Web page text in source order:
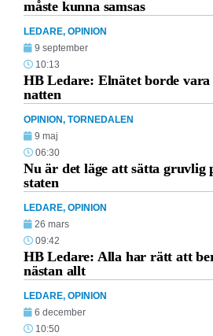
måste kunna samsas
LEDARE, OPINION
9 september
10:13
HB Ledare: Elnätet borde vara
natten
OPINION, TORNEDALEN
9 maj
06:30
Nu är det läge att sätta gruvlig
staten
LEDARE, OPINION
26 mars
09:42
HB Ledare: Alla har rätt att
nästan allt
LEDARE, OPINION
6 december
10:50